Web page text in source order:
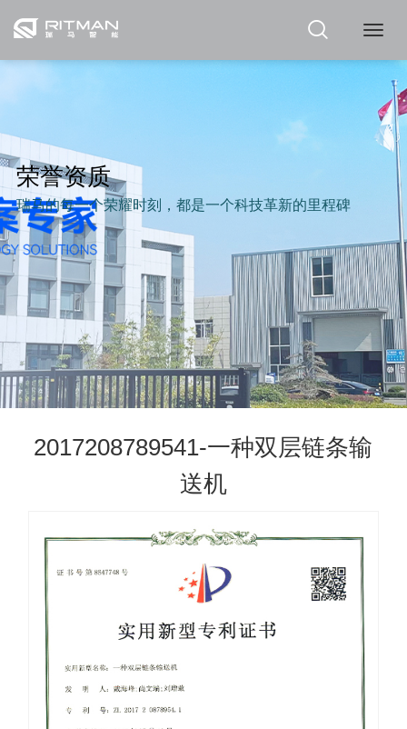
瑞
荣誉资质
瑞马的每一个荣耀时刻，都是一个科技革新的里程碑
2017208789541-一种双层链条输
送机